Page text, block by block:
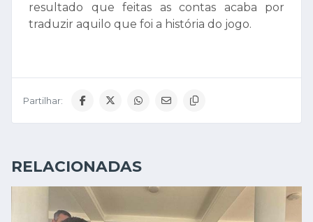
resultado que feitas as contas acaba por
traduzir aquilo que foi a história do jogo.
Partilhar:
RELACIONADAS